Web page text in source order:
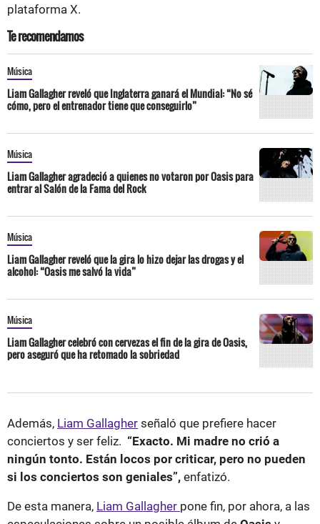
plataforma X.
Te recomendamos
Música
Liam Gallagher reveló que Inglaterra ganará el Mundial: “No sé
cómo, pero el entrenador tiene que conseguirlo”
Música
Liam Gallagher agradeció a quienes no votaron por Oasis para
entrar al Salón de la Fama del Rock
Música
Liam Gallagher reveló que la gira lo hizo dejar las drogas y el
alcohol: “Oasis me salvó la vida”
Música
Liam Gallagher celebró con cervezas el fin de la gira de Oasis,
pero aseguró que ha retomado la sobriedad
Además, Liam Gallagher señaló que prefiere hacer
conciertos y ser feliz. “Exacto. Mi madre no crió a
ningún tonto. Están locos por criticar, pero no pueden
si los conciertos son geniales”, enfatizó.
De esta manera, Liam Gallagher pone fin, por ahora, a las